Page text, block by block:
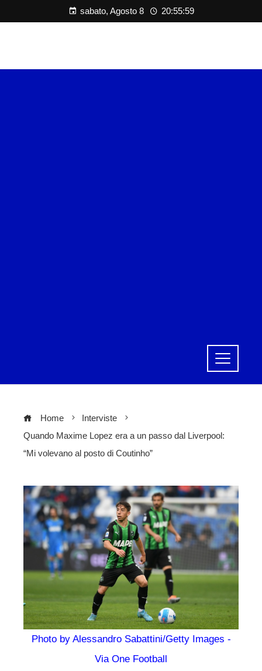
sabato, Agosto 8 20:56:00
Home
Interviste
Quando Maxime Lopez era a un passo dal Liverpool:
“Mi volevano al posto di Coutinho”
Photo by Alessandro Sabattini/Getty Images -
Via One Football